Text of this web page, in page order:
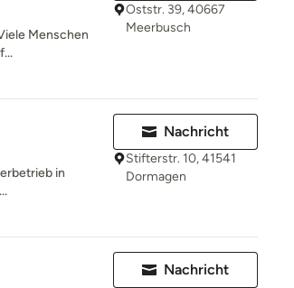
Menschen
Oststr. 39, 40667
Meerbusch
in
Nachricht
Stifterstr. 10, 41541
Dormagen
Nachricht